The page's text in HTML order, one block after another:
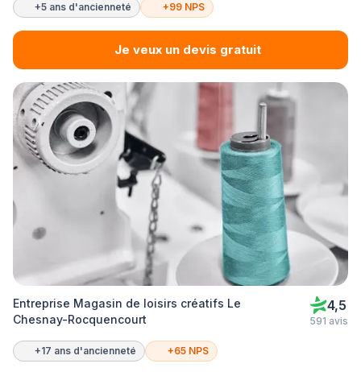
+5 ans d'ancienneté +99 NPS
Je veux un devis gratuit
Entreprise Magasin de loisirs créatifs Le
Chesnay-Rocquencourt
4,5
591 avis
+17 ans d'ancienneté +65 NPS